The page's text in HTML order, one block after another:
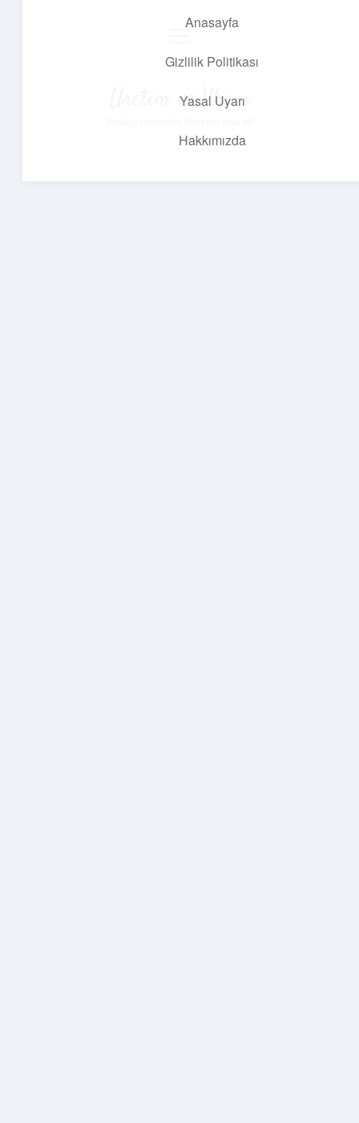
Anasayfa
Gizlilik Politikası
Yasal Uyarı
Hakkımızda
Üretim ve İlham